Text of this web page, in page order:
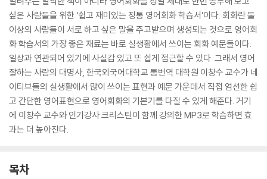
싶은 사람들을 위한 ‘쉽고 재미있는 정통 영어회화 학습서’이다. 회화란 둘
이상의 사람들이 서로 하고 싶은 말을 주고받으며 생성되는 것으로 영어회
화 학습서의 가장 좋은 재료는 바로 실생활에서 쓰이는 회화 예문들이다.
일상과 연관되어 있기에 사실감 있고 또 쉽게 접근할 수 있다. 그래서 영어
잘하는 사람의 대명사, 한국외국어대학교 통번역 대학원 이창수 교수가 네
이티브들의 실생활에서 많이 쓰이는 표현과 예문 가운데서 직접 엄선한 쉽
고 간단한 영어표현으로 영어회화의 기본기를 다질 수 있게 해준다. 거기
에 이창수 교수와 인기강사 크리스틴이 함께 강의한 MP3로 학습하면 효
과는 더 높아진다.
목차